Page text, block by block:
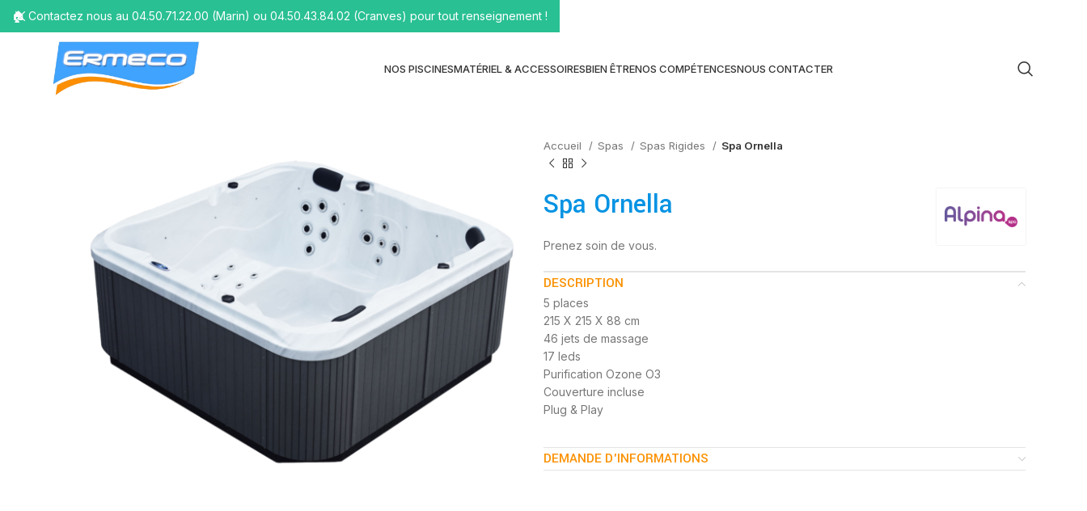
NOS PISCINESMATÉRIEL & ACCESSOIRESBIEN ÊTRENOS COMPÉTENCESNOUS CONTACTER
Accueil Spas Spas Rigides Spa Ornella
Spa Ornella
Prenez soin de vous.
DESCRIPTION
5 places
215 X 215 X 88 cm
46 jets de massage
17 leds
Purification Ozone O3
Couverture incluse
Plug & Play
DEMANDE D'INFORMATIONS
🏠 Contactez nous au 04.50.71.22.00 (Marin) ou 04.50.43.84.02 (Cranves) pour tout renseignement !